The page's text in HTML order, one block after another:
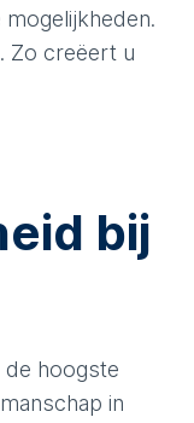
mogelijkheden.
. Zo creëert u
bij
hoogste
in